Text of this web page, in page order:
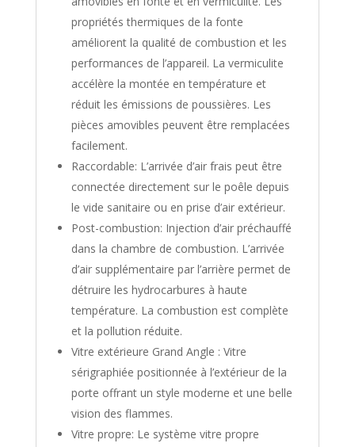
propriétés thermiques de la fonte
améliorent la qualité de combustion et les
performances de l’appareil. La vermiculite
accélère la montée en température et
réduit les émissions de poussières. Les
pièces amovibles peuvent être remplacées
facilement.
Raccordable: L’arrivée d’air frais peut être
connectée directement sur le poêle depuis
le vide sanitaire ou en prise d’air extérieur.
Post-combustion: Injection d’air préchauffé
dans la chambre de combustion. L’arrivée
d’air supplémentaire par l’arrière permet de
détruire les hydrocarbures à haute
température. La combustion est complète
et la pollution réduite.
Vitre extérieure Grand Angle : Vitre
sérigraphiée positionnée à l’extérieur de la
porte offrant un style moderne et une belle
vision des flammes.
Vitre propre: Le système vitre propre